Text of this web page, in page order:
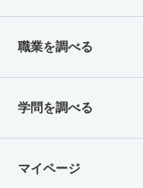
職業を調べる
学問を調べる
マイページ